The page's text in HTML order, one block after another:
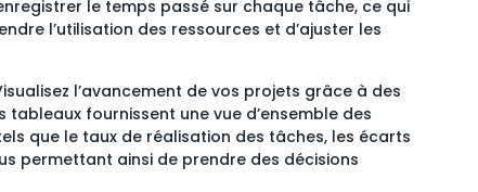
le temps passé sur chaque tâche, ce qui
l’utilisation des ressources et d’ajuster les
l’avancement de vos projets grâce à des
fournissent une vue d’ensemble des
que le taux de réalisation des tâches, les écarts
permettant ainsi de prendre des décisions